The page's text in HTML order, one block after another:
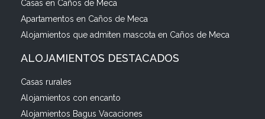
Casas en Caños de Meca
Apartamentos en Caños de Meca
Alojamientos que admiten mascota en Caños de Meca
ALOJAMIENTOS DESTACADOS
Casas rurales
Alojamientos con encanto
Alojamientos Bagus Vacaciones